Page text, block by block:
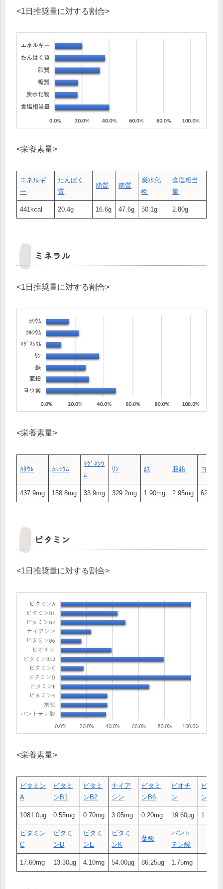
<1日推奨量に対する割合>
<栄養素量>
エネルギ
ー
たんぱく
質
脂質 糖質
炭水化
物
食塩相当
量
441kcal 20.4g 16.6g 47.6g 50.1g 2.80g
ミネラル
<1日推奨量に対する割合>
<栄養素量>
ｶﾘｳﾑ ｶﾙｼｳﾑ
ﾏｸﾞﾈｼｳ
ﾑ
ﾘﾝ 鉄 亜鉛 ヨウ素
437.9mg 158.8mg 33.9mg 329.2mg 1.90mg 2.95mg
ビタミン
<1日推奨量に対する割合>
<栄養素量>
ビタミン
A
ビタミ
ン B1
ビタミ
ン B2
ナイア
シン
ビタミ
ン B6
ビオチ
ン
ビタミ
ン
1081.0μg 0.55mg 0.70mg 3.05mg 0.20mg 19.60μg 1.90μg
ビタミン
C
ビタミ
ン D
ビタミ
ン E
ビタミ
ン K
葉酸
パント
テン酸
17.60mg 13.30μg 4.10mg 54.00μg 86.25μg 1.75mg